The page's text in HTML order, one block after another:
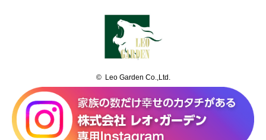
© Leo Garden Co.,Ltd.